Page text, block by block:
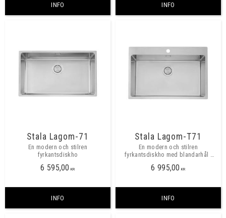
INFO INFO
Stala Lagom-71
En modern och stilren
fyrkantsdiskho
6 595,00 KR
INFO
Stala Lagom-T71
En modern och stilren
fyrkantsdiskho med blandarhål i
6 995,00 KR
INFO